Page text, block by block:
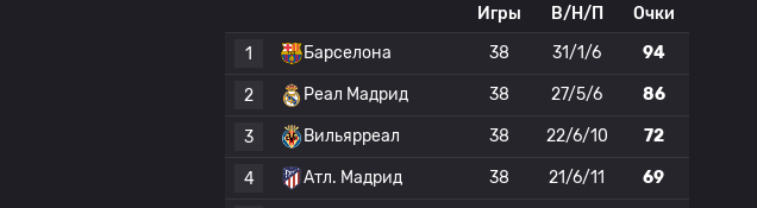
Игры В/Н/П
Очки
1
Барселона 38 31/1/6 94
2 Реал Мадрид 38 27/5/6 86
3 Вильярреал 38 22/6/10 72
4 Атл. Мадрид 38 21/6/11 69